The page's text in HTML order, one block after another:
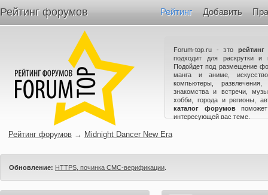
Рейтинг форумов Рейтинг Добавить
Forum-top.ru - это
подходит для раскрутки и
Подойдет под размещение
манга и аниме,
компьютеры,
знакомства и встречи,
хобби, города и регионы,
каталог форумов
интересующей вас теме.
Рейтинг форумов → Midnight Dancer New Era
Обновление: HTTPS, починка СМС-верификации